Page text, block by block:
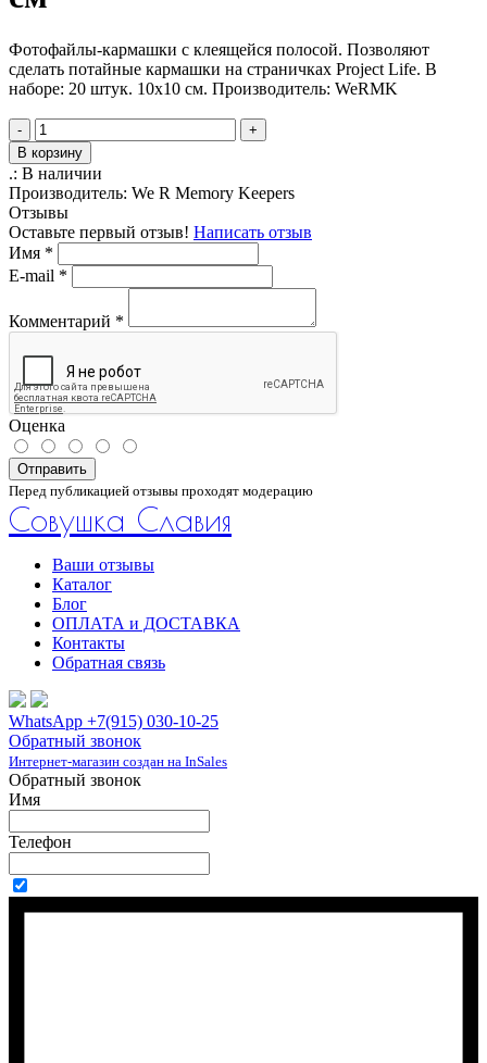
Фотофайлы-кармашки с клеящейся полосой. Позволяют
сделать потайные кармашки на страничках Project Life. В
наборе: 20 штук. 10х10 см. Производитель: WeRMK
-
+
В корзину
.: В наличии
Производитель: We R Memory Keepers
Отзывы
Оставьте первый отзыв! Написать отзыв
Имя *
E-mail *
Комментарий *
Оценка
Отправить
Перед публикацией отзывы проходят модерацию
Совушка Славия
Ваши отзывы
Каталог
Блог
ОПЛАТА и ДОСТАВКА
Контакты
Обратная связь
WhatsApp +7(915) 030-10-25
Обратный звонок
Интернет-магазин создан на InSales
Обратный звонок
Имя
Телефон